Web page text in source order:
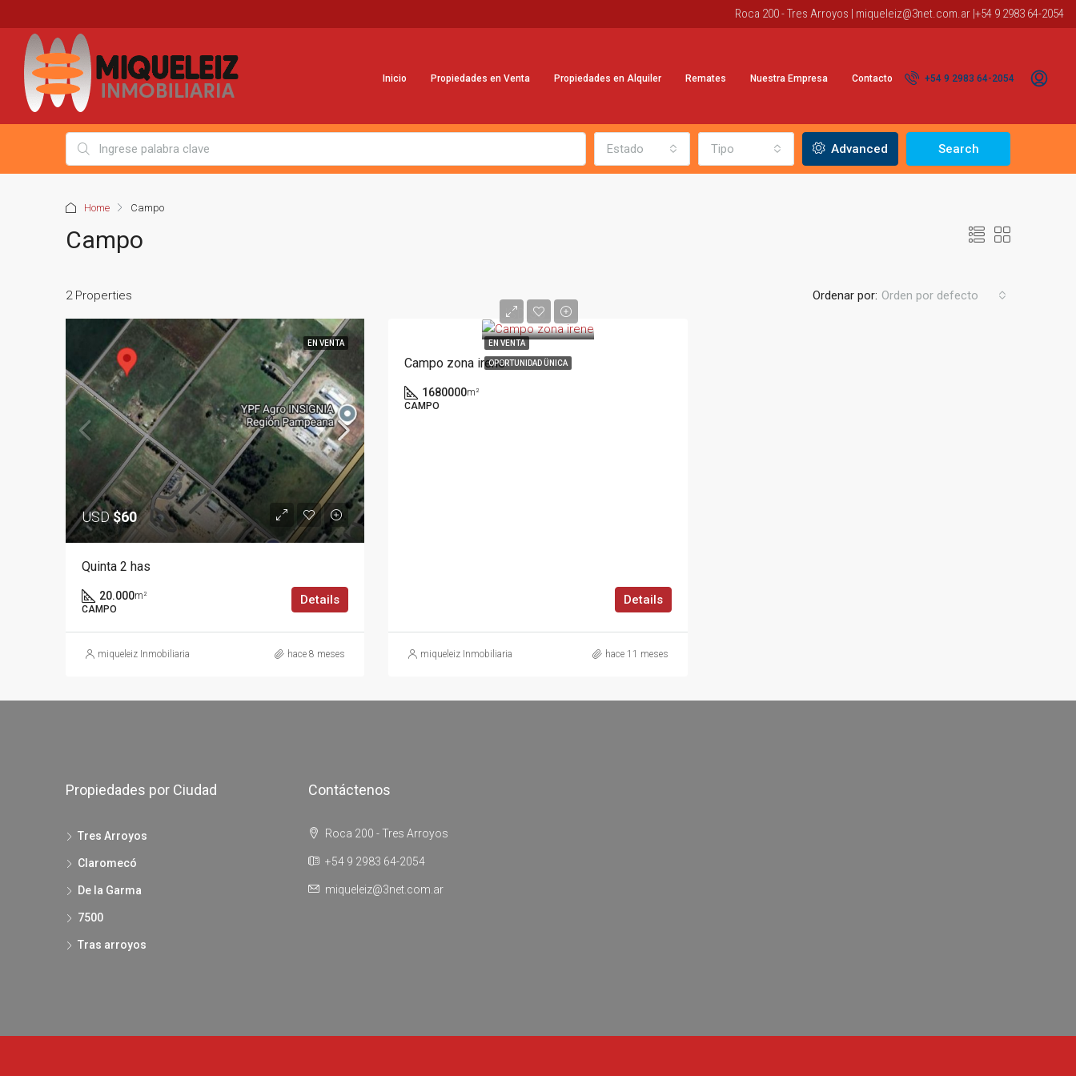
Roca 200 - Tres Arroyos | miqueleiz@3net.com.ar |+54 9 2983 64-2054
Inicio Propiedades en Venta Propiedades en Alquiler Remates Nuestra Empresa Contacto +54 9 2983 64-2054
Estado Tipo Advanced Search
Home Campo
Campo
2 Properties Ordenar por: Orden por defecto
EN VENTA
USD$60
Quinta 2 has
20.000m²
CAMPO
Details
miqueleiz Inmobiliaria hace 8 meses
EN VENTA
OPORTUNIDAD ÜNICA
USD $6
Campo zona irene
1680000m²
CAMPO
Details
miqueleiz Inmobiliaria hace 11 meses
Propiedades por Ciudad
Tres Arroyos
Claromecó
De la Garma
7500
Tras arroyos
Contáctenos
Roca 200 - Tres Arroyos
+54 9 2983 64-2054
miqueleiz@3net.com.ar